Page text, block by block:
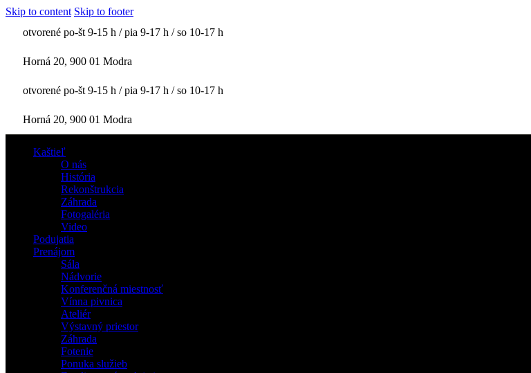
Skip to content Skip to footer
otvorené po-št 9-15 h / pia 9-17 h / so 10-17 h
Horná 20, 900 01 Modra
otvorené po-št 9-15 h / pia 9-17 h / so 10-17 h
Horná 20, 900 01 Modra
Kaštieľ
O nás
História
Rekonštrukcia
Záhrada
Fotogaléria
Video
Podujatia
Prenájom
Sála
Nádvorie
Konferenčná miestnosť
Vínna pivnica
Ateliér
Výstavný priestor
Záhrada
Fotenie
Ponuka služieb